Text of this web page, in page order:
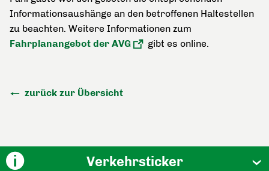
Informationsaushänge an den betroffenen Haltestellen
zu beachten. Weitere Informationen zum
Fahrplanangebot der AVG
gibt es online.
zurück zur Übersicht
Verkehrsticker